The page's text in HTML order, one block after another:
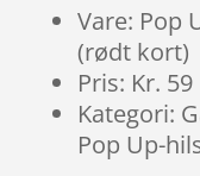
Vare: Pop
(rødt kort)
Pris: Kr. 59
Kategori:
Pop Up-